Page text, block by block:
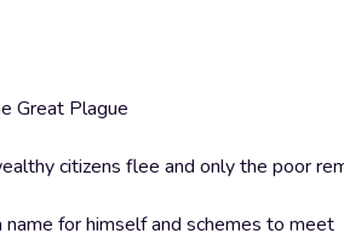
Great Plague
citizens flee and only the poor
for himself and schemes to meet